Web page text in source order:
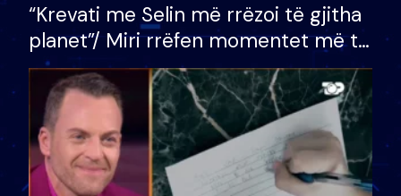
“Krevati me Selin më rrëzoi të gjitha
planet”/ Miri rrëfen momentet më të
bukura në shtëpinë e BB VIP: Do më
mungojë zilja e mëngjesit kur…